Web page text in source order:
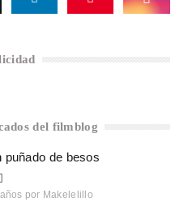
del filmblog
puñado de besos
por Makelelillo